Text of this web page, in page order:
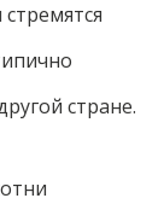
стране.